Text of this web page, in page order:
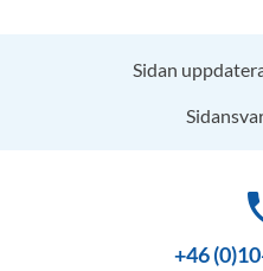
Sidan
+46